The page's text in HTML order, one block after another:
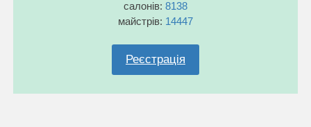
салонів: 8138
майстрів: 14447
Реєстрація